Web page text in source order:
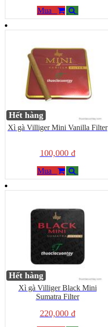
Mua
Hết hàng
Xì gà Villiger Mini Vanilla Filter
100,000 đ
Mua
Hết hàng
Xì gà Villiger Black Mini
Sumatra Filter
220,000 đ